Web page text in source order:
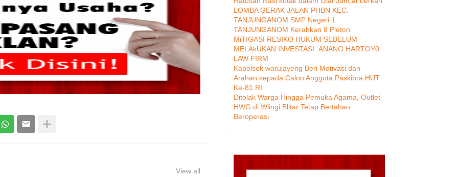
View all
LOMBA GERAK JALAN PHBN KEC.
TANJUNGANOM SMP Negeri 1
TANJUNGANOM Kerahkan 8 Pleton
MiTIGASI RESIKO HUKUM SEBELUM
MELAkUKAN INVESTASI .ANANG HARTOY0
LAW FIRM
Kapolsek warujayeng Beri Motivasi dan
Arahan kepada Calon Anggota Paskibra HUT
Ke-81 RI
Ditolak Warga Hingga Pemuka Agama, Outlet
HWG di Wlingi Blitar Tetap Bertahan
Beroperasi